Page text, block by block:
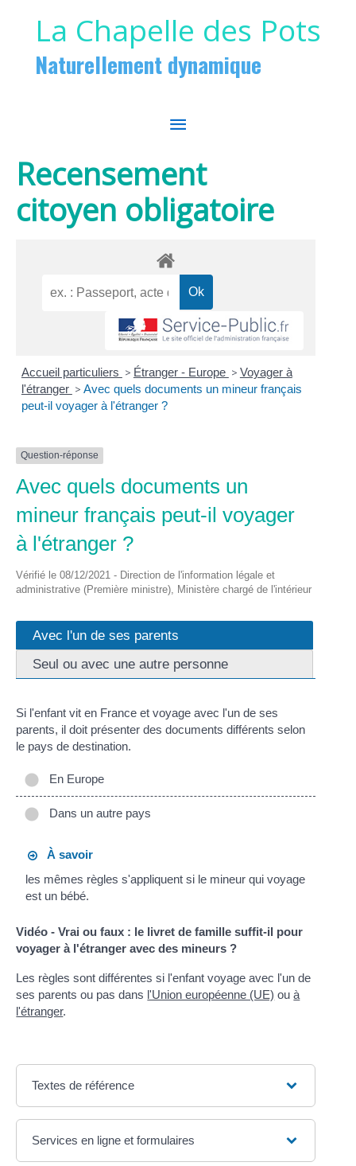
La Chapelle des Pots
Naturellement dynamique
MENU
PRINCIPAL
Recensement
citoyen obligatoire
Accueil particuliers > Étranger - Europe > Voyager à
l'étranger > Avec quels documents un mineur français
peut-il voyager à l'étranger ?
Question-réponse
Avec quels documents un
mineur français peut-il voyager
à l'étranger ?
Vérifié le 08/12/2021 - Direction de l'information légale et
administrative (Première ministre), Ministère chargé de l'intérieur
Avec l'un de ses parents
Seul ou avec une autre personne
Si l'enfant vit en France et voyage avec l'un de ses
parents, il doit présenter des documents différents selon
le pays de destination.
En Europe
Dans un autre pays
À savoir
les mêmes règles s'appliquent si le mineur qui voyage
est un bébé.
Vidéo - Vrai ou faux : le livret de famille suffit-il pour
voyager à l'étranger avec des mineurs ?
Les règles sont différentes si l'enfant voyage avec l'un de
ses parents ou pas dans l'Union européenne (UE) ouà
l'étranger.
Textes de référence
Services en ligne et formulaires